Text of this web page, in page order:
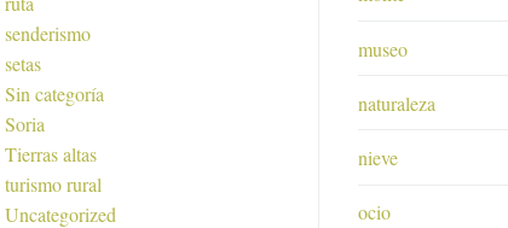
senderismo
setas
Sin categoría
Soria
Tierras altas
turismo rural
Uncategorized
museo
naturaleza
nieve
ocio